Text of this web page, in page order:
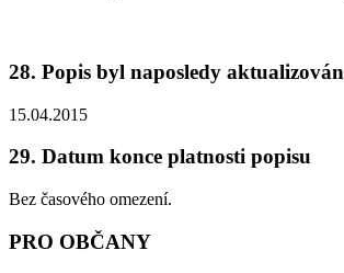
28. Popis byl naposledy aktualizován
15.04.2015
29. Datum konce platnosti popisu
Bez časového omezení.
PRO OBČANY